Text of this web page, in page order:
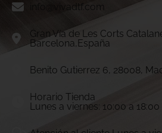
info@vivadtf.com
Gran Vía de Les Corts
Barcelona,España
Benito Gutierrez 6, 28008,
Horario Tienda
Lunes a viernes: 10:00 a 18:00